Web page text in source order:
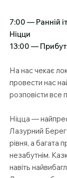
7:00 — Ранній
Ніцци
13:00 —
На нас чекає
провести нас
розповісти все
Ніцца —
Лазурний
рівня, а багата
незабутнім.
навіть